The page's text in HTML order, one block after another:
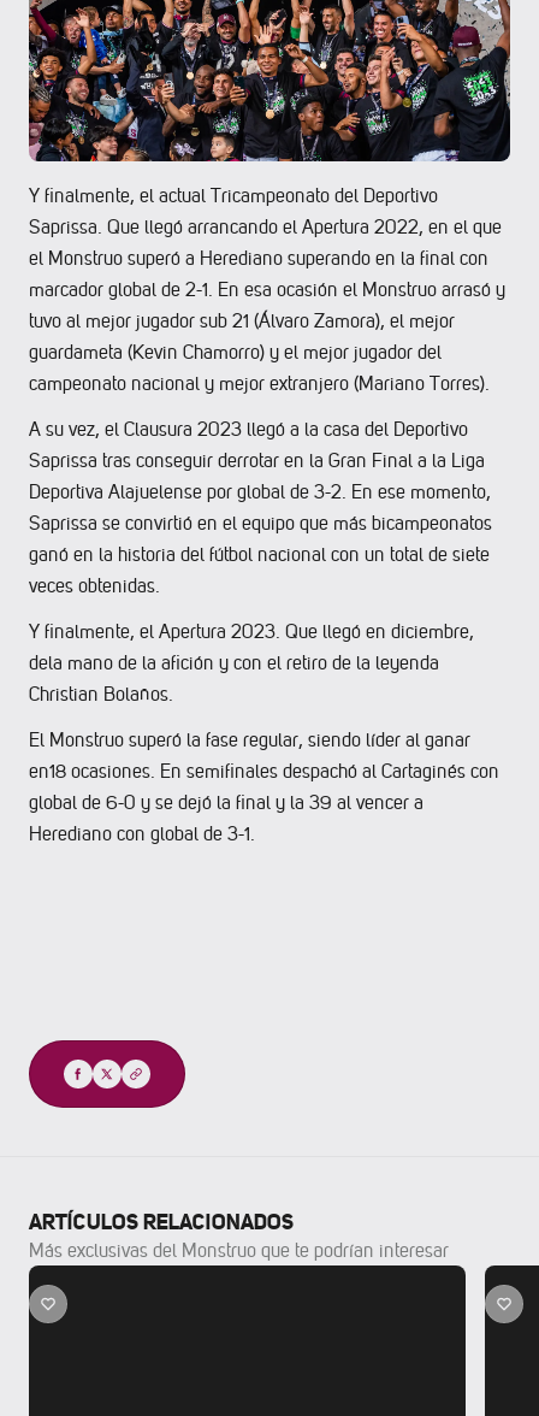
Y finalmente, el actual Tricampeonato del Deportivo
Saprissa. Que llegó arrancando el Apertura 2022, en el que
el Monstruo superó a Herediano superando en la final con
marcador global de 2-1. En esa ocasión el Monstruo arrasó y
tuvo al mejor jugador sub 21 (Álvaro Zamora), el mejor
guardameta (Kevin Chamorro) y el mejor jugador del
campeonato nacional y mejor extranjero (Mariano Torres).
A su vez, el Clausura 2023 llegó a la casa del Deportivo
Saprissa tras conseguir derrotar en la Gran Final a la Liga
Deportiva Alajuelense por global de 3-2. En ese momento,
Saprissa se convirtió en el equipo que más bicampeonatos
ganó en la historia del fútbol nacional con un total de siete
veces obtenidas.
Y finalmente, el Apertura 2023. Que llegó en diciembre,
dela mano de la afición y con el retiro de la leyenda
Christian Bolaños.
El Monstruo superó la fase regular, siendo líder al ganar
en18 ocasiones. En semifinales despachó al Cartaginés con
global de 6-0 y se dejó la final y la 39 al vencer a
Herediano con global de 3-1.
Compartir
ARTÍCULOS RELACIONADOS
Más exclusivas del Monstruo que te podrían interesar